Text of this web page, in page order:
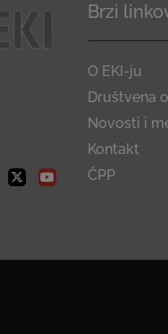
TwitterYoutube
Brzi
O EKI-ju
Društvena
Novosti i
Kontakt
ČPP